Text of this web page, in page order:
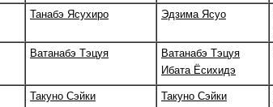
Танабэ Ясухиро Эдзима Ясуо
Ватанабэ Тэцуя
Ватанабэ Тэцуя
Ибата Ёсихидэ
Такуно Сэйки Такуно Сэйки